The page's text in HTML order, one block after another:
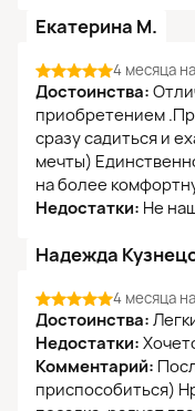
Екатерина М.
4 месяца
Достоинства:
приобретением
сразу садиться и
мечты)
на более
Недостатки: Не
Надежда
4 месяца
Достоинства:
Недостатки:
Комментарий:
приспособиться)